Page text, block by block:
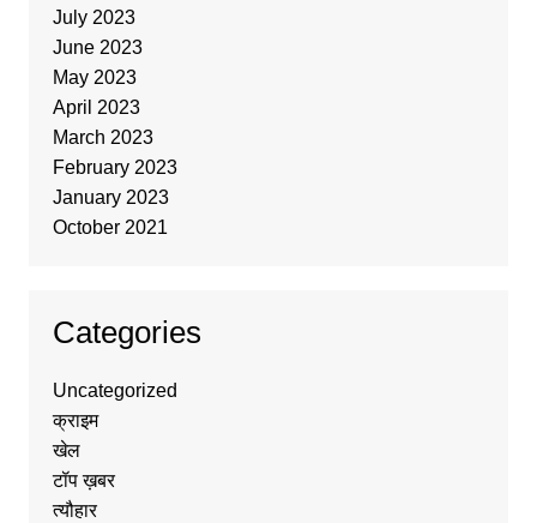
July 2023
June 2023
May 2023
April 2023
March 2023
February 2023
January 2023
October 2021
Categories
Uncategorized
क्राइम
खेल
टॉप ख़बर
त्यौहार